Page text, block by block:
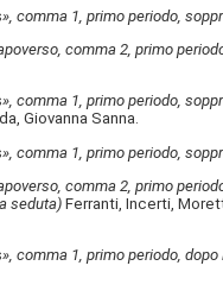
», comma 1, primo periodo,
comma 2, primo
», comma 1, primo periodo,
Giovanna Sanna.
», comma 1, primo periodo,
comma 2, primo
seduta) Ferranti, Incerti,
», comma 1, primo periodo, dopo